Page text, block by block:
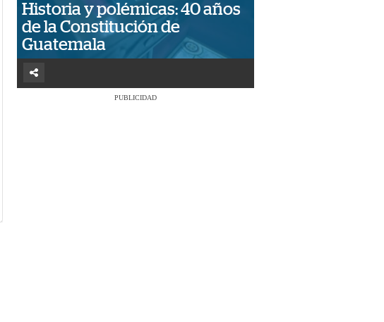
Historia y polémicas: 40 años
de la Constitución de
Guatemala
PUBLICIDAD